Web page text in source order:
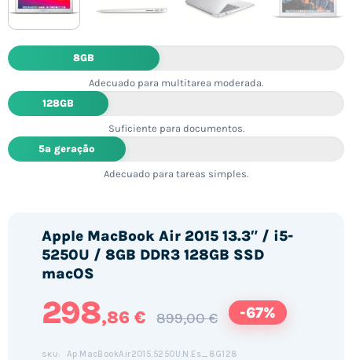
8GB
Adecuado para multitarea moderada.
128GB
Suficiente para documentos.
5ª geração
Adecuado para tareas simples.
Apple MacBook Air 2015 13.3″ / i5-
5250U / 8GB DDR3 128GB SSD
macOS
298,86 € 899,00 € -67%
SKU: Ap.MacBookAir2015.5250U.N.Es_8G128